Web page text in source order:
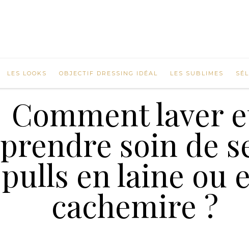
LES LOOKS OBJECTIF DRESSING IDÉAL LES SUBLIMES
Comment laver
prendre soin de
pulls en laine ou
cachemire ?